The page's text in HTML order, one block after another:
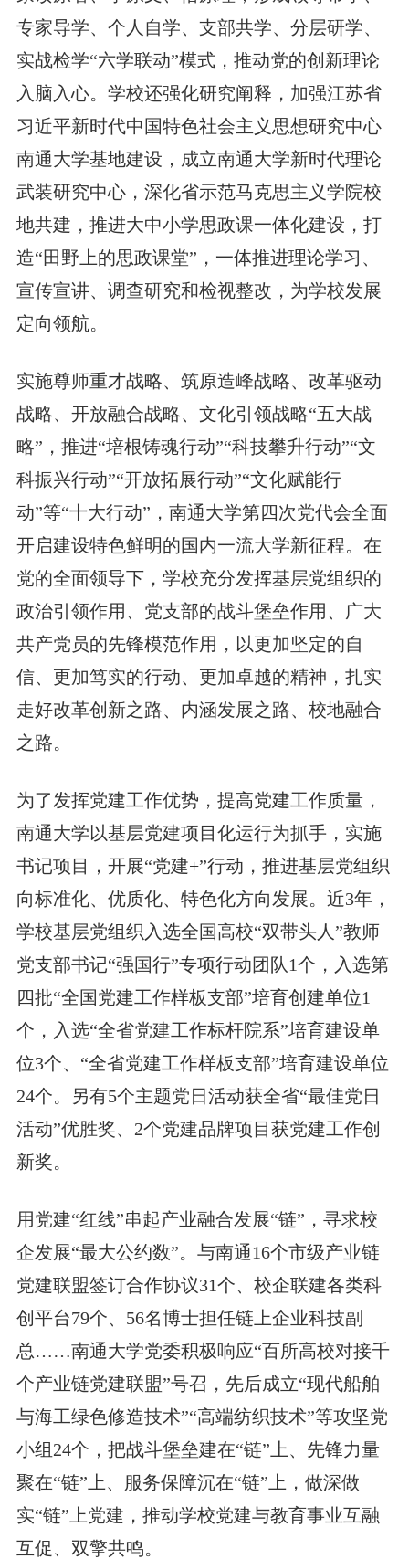
专家导学、个人自学、支部共学、分层研学、
实战检学“六学联动”模式，推动党的创新理论
入脑入心。学校还强化研究阐释，加强江苏省
习近平新时代中国特色社会主义思想研究中心
南通大学基地建设，成立南通大学新时代理论
武装研究中心，深化省示范马克思主义学院校
地共建，推进大中小学思政课一体化建设，打
造“田野上的思政课堂”，一体推进理论学习、
宣传宣讲、调查研究和检视整改，为学校发展
定向领航。
实施尊师重才战略、筑原造峰战略、改革驱动
战略、开放融合战略、文化引领战略“五大战
略”，推进“培根铸魂行动”“科技攀升行动”“文
科振兴行动”“开放拓展行动”“文化赋能行
动”等“十大行动”，南通大学第四次党代会全面
开启建设特色鲜明的国内一流大学新征程。在
党的全面领导下，学校充分发挥基层党组织的
政治引领作用、党支部的战斗堡垒作用、广大
共产党员的先锋模范作用，以更加坚定的自
信、更加笃实的行动、更加卓越的精神，扎实
走好改革创新之路、内涵发展之路、校地融合
之路。
为了发挥党建工作优势，提高党建工作质量，
南通大学以基层党建项目化运行为抓手，实施
书记项目，开展“党建+”行动，推进基层党组织
向标准化、优质化、特色化方向发展。近3年，
学校基层党组织入选全国高校“双带头人”教师
党支部书记“强国行”专项行动团队1个，入选第
四批“全国党建工作样板支部”培育创建单位1
个，入选“全省党建工作标杆院系”培育建设单
位3个、“全省党建工作样板支部”培育建设单位
24个。另有5个主题党日活动获全省“最佳党日
活动”优胜奖、2个党建品牌项目获党建工作创
新奖。
用党建“红线”串起产业融合发展“链”，寻求校
企发展“最大公约数”。与南通16个市级产业链
党建联盟签订合作协议31个、校企联建各类科
创平台79个、56名博士担任链上企业科技副
总……南通大学党委积极响应“百所高校对接千
个产业链党建联盟”号召，先后成立“现代船舶
与海工绿色修造技术”“高端纺织技术”等攻坚党
小组24个，把战斗堡垒建在“链”上、先锋力量
聚在“链”上、服务保障沉在“链”上，做深做
实“链”上党建，推动学校党建与教育事业互融
互促、双擎共鸣。